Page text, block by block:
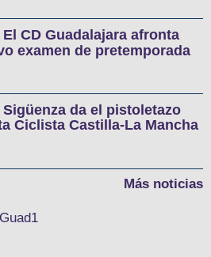
El CD Guadalajara afronta
examen de pretemporada
Sigüenza da el pistoletazo
Ciclista Castilla-La Mancha
Más noticias